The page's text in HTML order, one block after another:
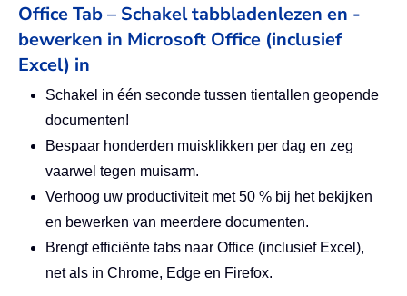
Office Tab – Schakel tabbladenlezen en -
bewerken in Microsoft Office (inclusief
Excel) in
Schakel in één seconde tussen tientallen geopende
documenten!
Bespaar honderden muisklikken per dag en zeg
vaarwel tegen muisarm.
Verhoog uw productiviteit met 50 % bij het bekijken
en bewerken van meerdere documenten.
Brengt efficiënte tabs naar Office (inclusief Excel),
net als in Chrome, Edge en Firefox.